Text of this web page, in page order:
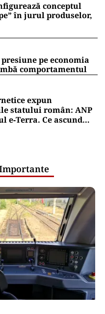
conceptul
în jurul produselor,
pe economia
comportamentul
expun
statului român: ANP
e‑Terra. Ce ascund